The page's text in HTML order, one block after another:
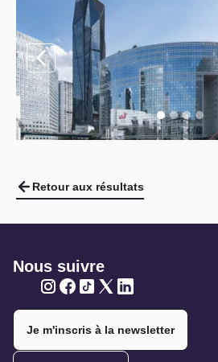
Retour aux résultats
Nous suivre
Je m'inscris à la newsletter